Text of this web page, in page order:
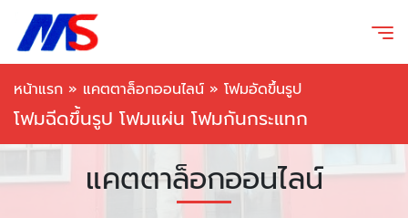
หน้าแรก » แคตตาล็อกออนไลน์ » โฟมอัดขึ้นรูป
โฟมฉีดขึ้นรูป โฟมแผ่น โฟมกันกระแทก
แคตตาล็อกออนไลน์